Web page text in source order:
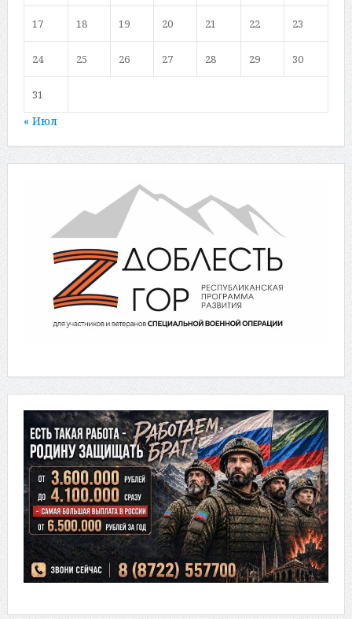
17 18 19 20 21 22 23
24 25 26 27 28 29 30
31
« Июл